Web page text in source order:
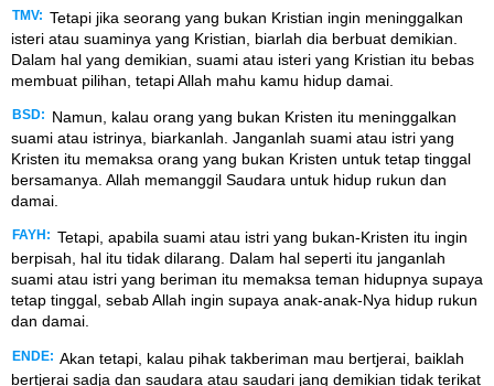
TMV: Tetapi jika seorang yang bukan Kristian ingin meninggalkan
isteri atau suaminya yang Kristian, biarlah dia berbuat demikian.
Dalam hal yang demikian, suami atau isteri yang Kristian itu bebas
membuat pilihan, tetapi Allah mahu kamu hidup damai.
BSD:
Namun, kalau orang yang bukan Kristen itu meninggalkan
suami atau istrinya, biarkanlah. Janganlah suami atau istri yang
Kristen itu memaksa orang yang bukan Kristen untuk tetap tinggal
bersamanya. Allah memanggil Saudara untuk hidup rukun dan
damai.
FAYH: Tetapi, apabila suami atau istri yang bukan-Kristen itu ingin
berpisah, hal itu tidak dilarang. Dalam hal seperti itu janganlah
suami atau istri yang beriman itu memaksa teman hidupnya supaya
tetap tinggal, sebab Allah ingin supaya anak-anak-Nya hidup rukun
dan damai.
ENDE: Akan tetapi, kalau pihak takberiman mau bertjerai, baiklah
bertjerai sadja dan saudara atau saudari jang demikian tidak terikat